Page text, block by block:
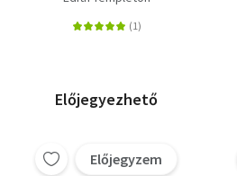
Előjegyezhető
Előjegyzem